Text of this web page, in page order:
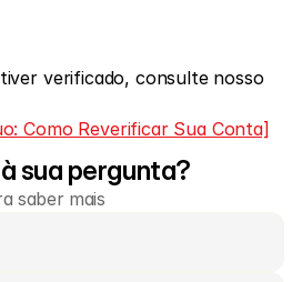
verificado, consulte nosso
Como Reverificar Sua Conta]
sua pergunta?
saber mais